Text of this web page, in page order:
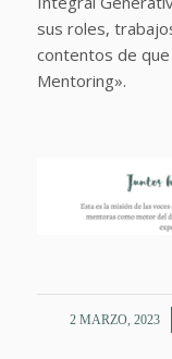
sus roles,
contentos de
Mentoring».
2 MARZO, 2023
/